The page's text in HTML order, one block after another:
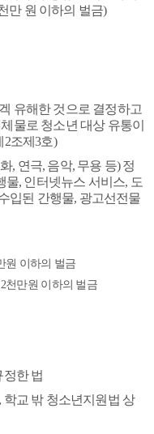
만 원 이하의 벌금)
유해한 것으로 결정하고
물로 청소년 대상 유통이
조제3호)
, 연극, 음악, 무용 등) 정
물, 인터넷뉴스 서비스, 도
입된 간행물, 광고선전물
원 이하의 벌금
천만원 이하의 벌금
한 법
교 밖 청소년지원법 상